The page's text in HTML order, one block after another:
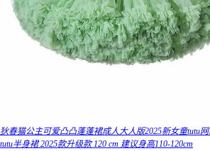
狄春猫公主可爱凸凸蓬蓬裙成人大人版2025新女童tutu
tutu半身裙 2025款升级款 120 cm 建议身高110-120cm